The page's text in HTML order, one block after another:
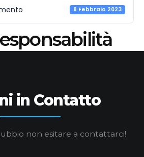
8 Febbraio 2023
in Contatto
non esitare a contattarci!